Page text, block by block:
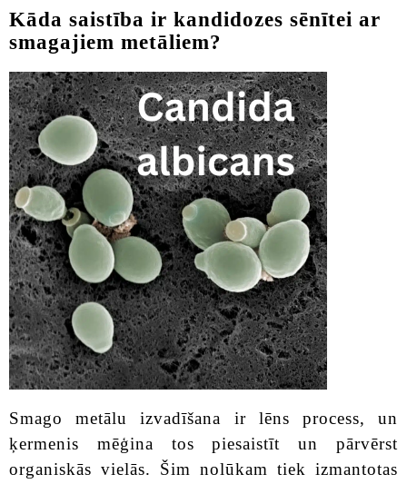
Kāda saistība ir kandidozes sēnītei ar
smagajiem metāliem?
Smago metālu izvadīšana ir lēns process, un
ķermenis mēģina tos piesaistīt un pārvērst
organiskās vielās. Šim nolūkam tiek izmantotas